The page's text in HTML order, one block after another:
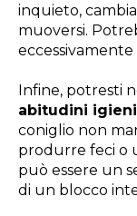
inquieto,
muoversi.
Infine, potresti
abitudini
coniglio non
produrre feci o
può essere un
di un blocco